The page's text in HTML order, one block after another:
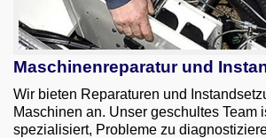
Maschinenreparatur und
Wir bieten Reparaturen und
Maschinen an. Unser geschultes Team
spezialisiert, Probleme zu